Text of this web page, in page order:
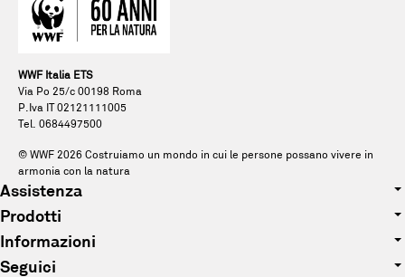
WWF Italia ETS
Via Po 25/c 00198 Roma
P.Iva IT 02121111005
Tel. 0684497500
© WWF 2026 Costruiamo un mondo in cui le persone possano vivere in
armonia con la natura
Assistenza
Tel. 0684497500
E-mail: pandagift@wwf.it
Prodotti
Abbigliamento
Accessori
Informazioni
Chi siamo
Seguici